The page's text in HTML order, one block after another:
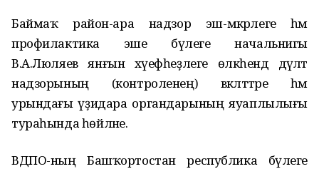
Баймаҡ район-ара надзор эш-мәкәрлеге һәм
профилактика эше бүлеге начальнигы
В.А.Люляев янғын хәүефһеҙлеге өлкәһендә дәүләт
надзорының (контроленең) вәкәләттәре һәм
урындағы үҙидара органдарының яуаплылығы
тураһында һөйләне.
ВДПО-ның Башҡортостан республика бүлеге